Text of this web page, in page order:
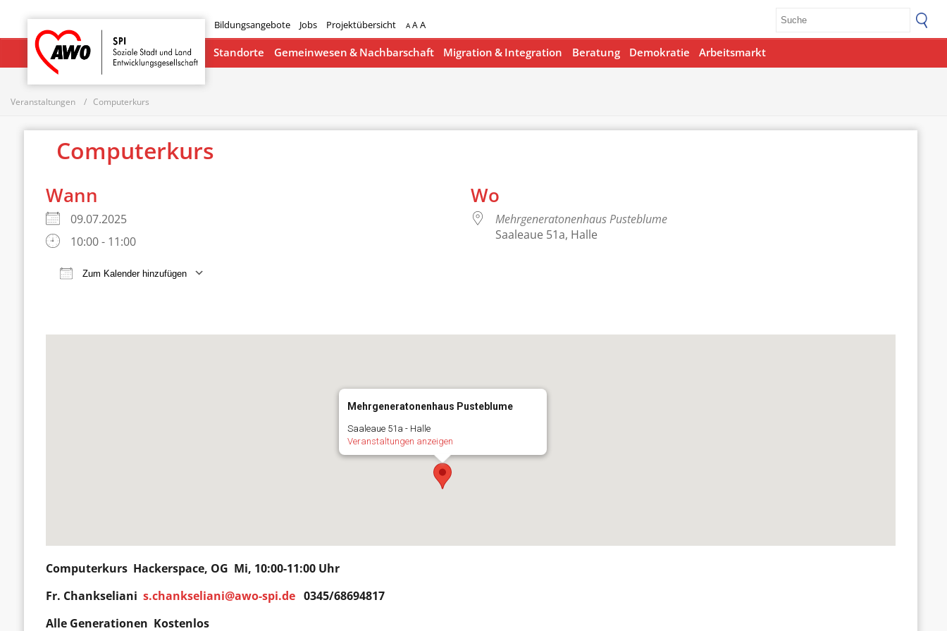
Bildungsangebote Jobs Projektübersicht A AA
Startseite
Standorte Gemeinwesen & Nachbarschaft Migration & Integration Beratung Demokratie Arbeitsmarkt
Veranstaltungen Computerkurs
Computerkurs
Wann
09.07.2025
10:00 - 11:00
Zum Kalender hinzufügen
Wo
Mehrgeneratonenhaus Pusteblume
Saaleaue 51a, Halle
Mehrgeneratonenhaus Pusteblume
Saaleaue 51a - Halle
Veranstaltungen anzeigen
Computerkurs Hackerspace, OG Mi, 10:00-11:00 Uhr
Fr. Chankselianis.chankseliani@awo-spi.de 0345/68694817
Alle Generationen Kostenlos